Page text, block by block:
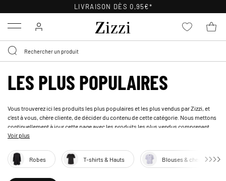
POLITIQUE DE RETOUR DE 30 JOURS
Menu
LES PLUS POPULAIRES
Vous trouverez ici les produits les plus populaires et les plus vendus ­par Zizzi, et
c’est à vous, chère cliente, de décider du contenu de cette catégorie. Nous mettons
continuellement à jour cette page avec les produits les plus vendus comprenant
leshauts
Voir plus
Robes T-shirts & Hauts Blouses & chemises